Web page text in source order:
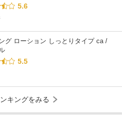
5.6
グ ローション しっとりタイプ ca /
5.5
キングをみる